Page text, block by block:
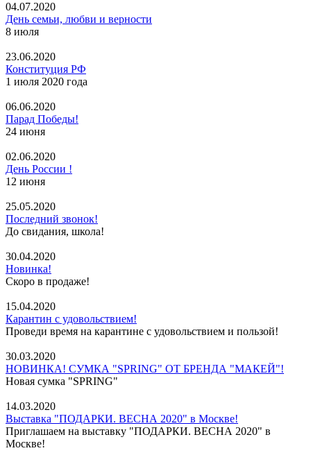
04.07.2020
День семьи, любви и верности
8 июля
23.06.2020
Конституция РФ
1 июля 2020 года
06.06.2020
Парад Победы!
24 июня
02.06.2020
День России !
12 июня
25.05.2020
Последний звонок!
До свидания, школа!
30.04.2020
Новинка!
Скоро в продаже!
15.04.2020
Карантин с удовольствием!
Проведи время на карантине с удовольствием и пользой!
30.03.2020
НОВИНКА! СУМКА "SPRING" ОТ БРЕНДА "МАКЕЙ"!
Новая сумка "SPRING"
14.03.2020
Выставка "ПОДАРКИ. ВЕСНА 2020" в Москве!
Приглашаем на выставку "ПОДАРКИ. ВЕСНА 2020" в
Москве!